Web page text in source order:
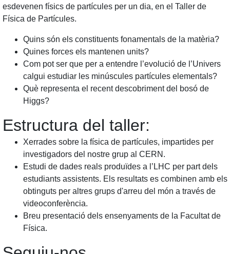
esdevenen físics de partícules per un dia, en el Taller de
Física de Partícules.
Quins són els constituents fonamentals de la matèria?
Quines forces els mantenen units?
Com pot ser que per a entendre l’evolució de l’Univers
calgui estudiar les minúscules partícules elementals?
Què representa el recent descobriment del bosó de
Higgs?
Estructura del taller:
Xerrades sobre la física de partícules, impartides per
investigadors del nostre grup al CERN.
Estudi de dades reals produïdes a l’LHC per part dels
estudiants assistents. Els resultats es combinen amb els
obtinguts per altres grups d'arreu del món a través de
videoconferència.
Breu presentació dels ensenyaments de la Facultat de
Física.